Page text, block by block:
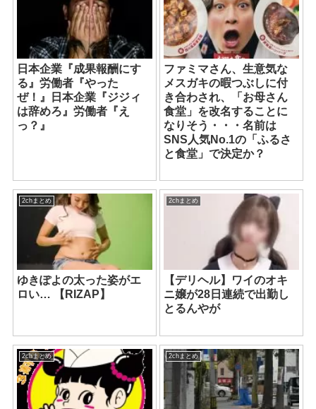
日本企業『成果報酬にす
る』労働者『やった
ぜ！』日本企業『ジジィ
は辞めろ』労働者『え
っ？』
ファミマさん、生意気な
メスガキの暇つぶしに付
き合わされ、「お母さん
食堂」を改名することに
なりそう・・・名前は
SNS人気No.1の「ふるさ
と食堂」で決定か？
2chまとめ
ゆきぽよの太った姿がエ
ロい… 【RIZAP】
2chまとめ
【デリヘル】ワイのオキ
ニ嬢が28日連続で出勤し
とるんやが
2chまとめ 2chまとめ